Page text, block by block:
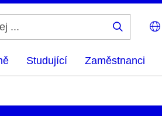
Studující Zaměstnanci